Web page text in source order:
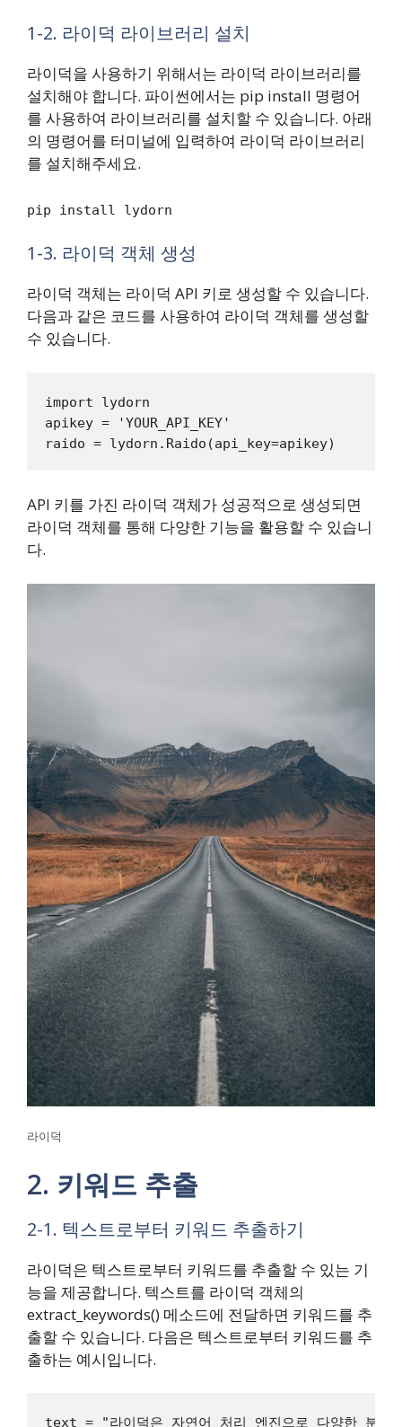
1-2. 라이덕 라이브러리 설치
라이덕을 사용하기 위해서는 라이덕 라이브러리를
설치해야 합니다. 파이썬에서는 pip install 명령어
를 사용하여 라이브러리를 설치할 수 있습니다. 아래
의 명령어를 터미널에 입력하여 라이덕 라이브러리
를 설치해주세요.
pip install lydorn
1-3. 라이덕 객체 생성
라이덕 객체는 라이덕 API 키로 생성할 수 있습니다.
다음과 같은 코드를 사용하여 라이덕 객체를 생성할
수 있습니다.
import lydorn
apikey = 'YOUR_API_KEY'
API 키를 가진 라이덕 객체가 성공적으로 생성되면
라이덕 객체를 통해 다양한 기능을 활용할 수 있습니
다.
라이덕
2. 키워드 추출
2-1. 텍스트로부터 키워드 추출하기
라이덕은 텍스트로부터 키워드를 추출할 수 있는 기
능을 제공합니다. 텍스트를 라이덕 객체의
extract_keywords() 메소드에 전달하면 키워드를 추
출할 수 있습니다. 다음은 텍스트로부터 키워드를 추
출하는 예시입니다.
text = "라이덕은 자연어 처리 엔진으로 다양한 분야